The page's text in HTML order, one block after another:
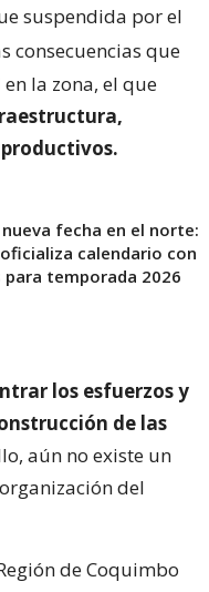
suspendida por el
consecuencias que
la zona, el que
nueva fecha en el norte:
calendario con
para temporada 2026
los esfuerzos y
de las
aún no existe un
del
de Coquimbo